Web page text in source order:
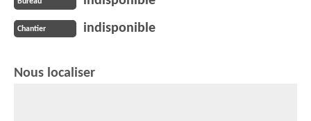
Chantier indisponible
Nous localiser